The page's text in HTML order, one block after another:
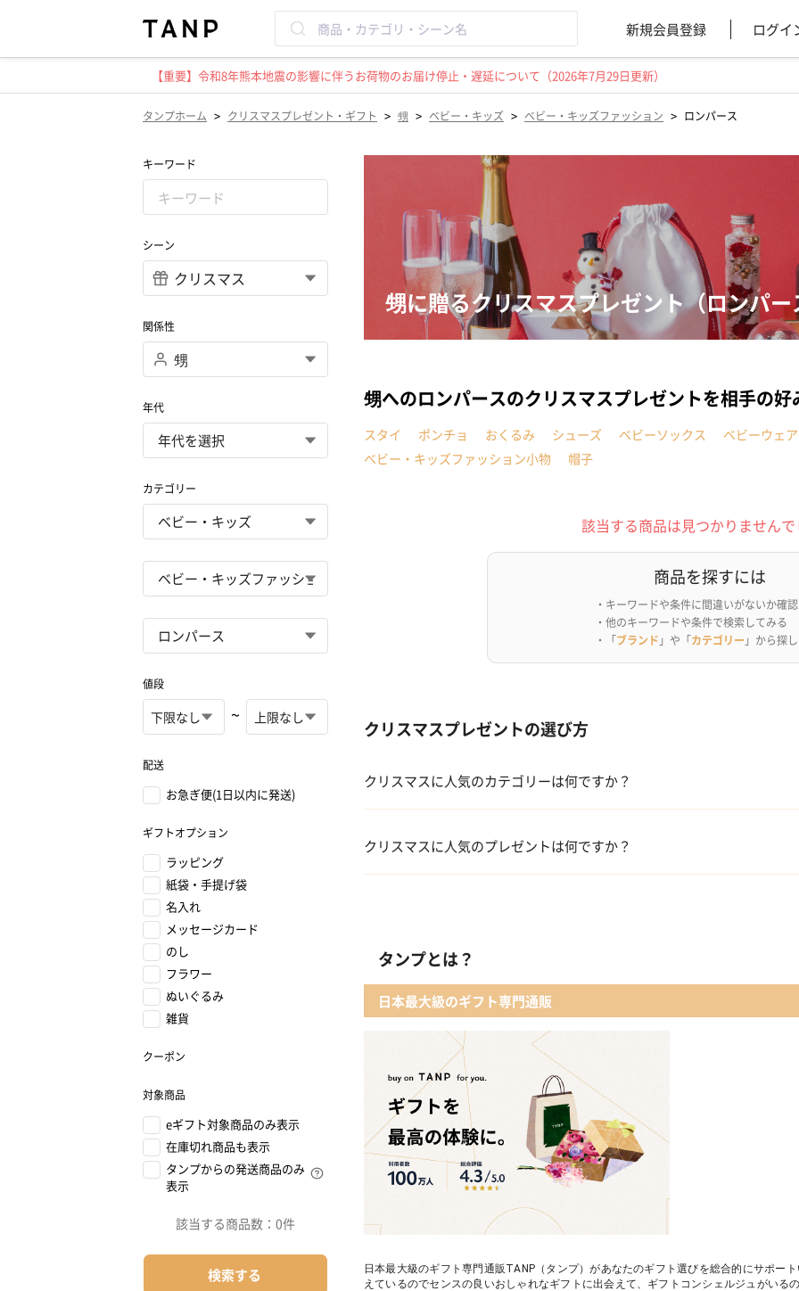
新規会員登録 ログイ
【重要】令和8年熊本地震の影響に伴うお荷物のお届け停止・遅延について（2026年7月29日更新）
タンプホーム > クリスマスプレゼント・ギフト > 甥 > ベビー・キッズ > ベビー・キッズファッション > ロンパース
キーワード
シーン
関係性
年代
カテゴリー
値段
~
配送
お急ぎ便(1日以内に発送)
ギフトオプション
ラッピング
紙袋・手提げ袋
名入れ
メッセージカード
のし
フラワー
ぬいぐるみ
雑貨
クーポン
対象商品
eギフト対象商品のみ表示
在庫切れ商品も表示
タンプからの発送商品のみ
表示
該当する商品数： 0件
検索する
甥に贈るクリスマスプレゼント（ロンパ
甥へのロンパースのクリスマスプレゼントを相手の
スタイ ポンチョ おくるみ シューズ ベビーソックス
ベビーウェア
ベビー・キッズファッション小物
帽子
該当する商品は見つかりません
商品を探すには
・キーワードや条件に間違いがないか確
・他のキーワードや条件で検索してみる
・「ブランド 」や「カテゴリー 」から探
クリスマスプレゼントの選び方
クリスマスに人気のカテゴリーは何ですか？
02 ファッション小物
05 入浴剤・バスケア
クリスマスに人気のプレゼントは何ですか？
03 【名入れギフト】フラワーティントリップ［日本限定ピンクゴールドパッ
04 FLOWERiUM®︎ Christmas toilette（フラワリウム クリスマストワレ）
05 2人のための体験カタログ FOR2ギフト（GREEN）
タンプとは？
日本最大級のギフト専門通販
日本最大級のギフト専門通販TANP（タンプ）があなたのギフト選びを総合的にサポー
えているのでセンスの良いおしゃれなギフトに出会えて、ギフトコンシェルジュがいる